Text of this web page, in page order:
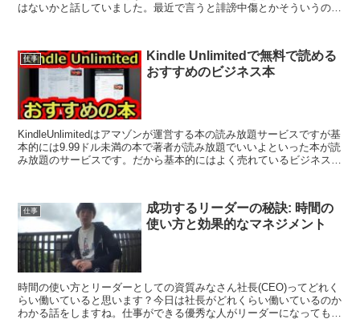
はないかと話していました。最近で言うと誹謗中傷とかそういうので
仕事
Kindle Unlimitedで無料で読める
おすすめのビジネス本
KindleUnlimitedはアマゾンが運営する本の読み放題サービスですが基
本的には9.99ドル未満の本で著者が読み放題でいいよといった本が読
み放題のサービスです。だから基本的にはよく売れているビジネス本
仕事
成功するリーダーの秘訣: 時間の
使い方と効果的なマネジメント
時間の使い方とリーダーとしての資質みなさん社長(CEO)ってどれく
らい働いていると思います？今日は社長がどれくらい働いているのか
わかる話をしますね。仕事ができる優秀な人がリーダーになっても無